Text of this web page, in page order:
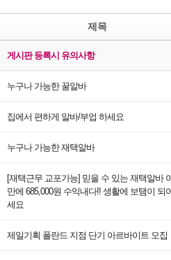
제목
게시판 등록시 유의사항
누구나 가능한 꿀알바
집에서 편하게 알바/부업 하세요
누구나 가능한 재택알바
[재택근무 교포가능] 믿을 수 있는 재택알바
만에 685,000원 수익내다!! 생활에 보탬이 되
세요
제일기획 폴란드 지점 단기 아르바이트 모집